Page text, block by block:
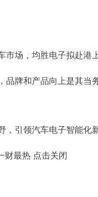
市场，均胜电子拟赴港
牌和产品向上是其当
，引领汽车电子智能化
财最热 点击关闭